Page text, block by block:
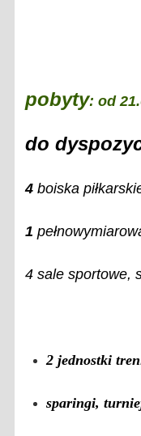
pobyty:od
do
4 boiska
1
4 sale sportowe,
2 jednostki
sparingi,